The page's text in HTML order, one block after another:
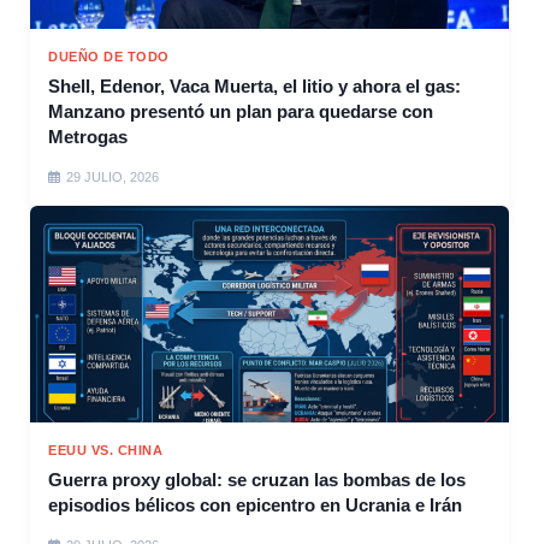
DUEÑO DE TODO
Shell, Edenor, Vaca Muerta, el litio y ahora el gas:
Manzano presentó un plan para quedarse con
Metrogas
29 JULIO, 2026
EEUU VS. CHINA
Guerra proxy global: se cruzan las bombas de los
episodios bélicos con epicentro en Ucrania e Irán